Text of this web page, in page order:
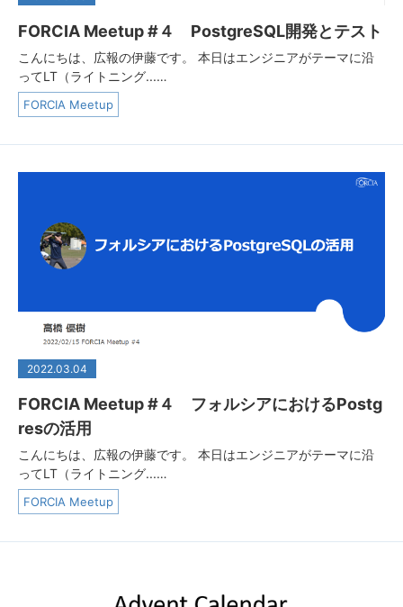
FORCIA Meetup #４ PostgreSQL開発とテスト
こんにちは、広報の伊藤です。 本日はエンジニアがテーマに沿
ってLT（ライトニング...…
FORCIA Meetup
2022.03.04
FORCIA Meetup #４ フォルシアにおけるPostg
resの活用
こんにちは、広報の伊藤です。 本日はエンジニアがテーマに沿
ってLT（ライトニング...…
FORCIA Meetup